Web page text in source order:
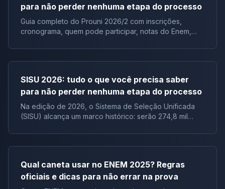
para não perder nenhuma etapa do processo
Guia completo do Prouni 2026/2 com inscrições,
cronograma, quem pode participar, notas do Enem,
SISU 2026: tudo o que você precisa saber
para não perder nenhuma etapa do processo
Na edição de 2026, o Sistema de Seleção Unificada
(SISU) alcança um marco histórico: serão 274,8 mil
instituições públicas, configurando a maior edição do
SISU em número de instituições participantes desde a
Educação (MEC), o Sistema de Seleção Unificada é a
principal porta de entrada para cursos de graduação
Qual caneta usar no ENEM 2025? Regras
oficiais e dicas para não errar na prova